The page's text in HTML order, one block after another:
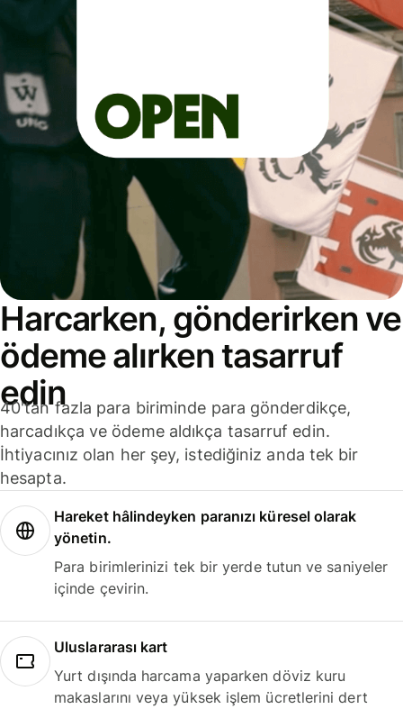
Harcarken, gönderirken ve
ödeme alırken tasarruf
edin
40'tan fazla para biriminde para gönderdikçe,
harcadıkça ve ödeme aldıkça tasarruf edin.
İhtiyacınız olan her şey, istediğiniz anda tek bir
hesapta.
Hareket hâlindeyken paranızı küresel olarak
yönetin.
Para birimlerinizi tek bir yerde tutun ve saniyeler
içinde çevirin.
Uluslararası kart
Yurt dışında harcama yaparken döviz kuru
makaslarını veya yüksek işlem ücretlerini dert